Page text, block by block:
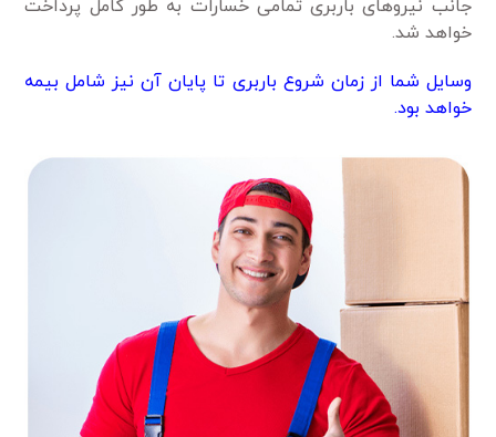
جانب نیروهای باربری تمامی خسارات به طور کامل پرداخت
خواهد شد.
وسایل شما از زمان شروع باربری تا پایان آن نیز شامل بیمه
خواهد بود.